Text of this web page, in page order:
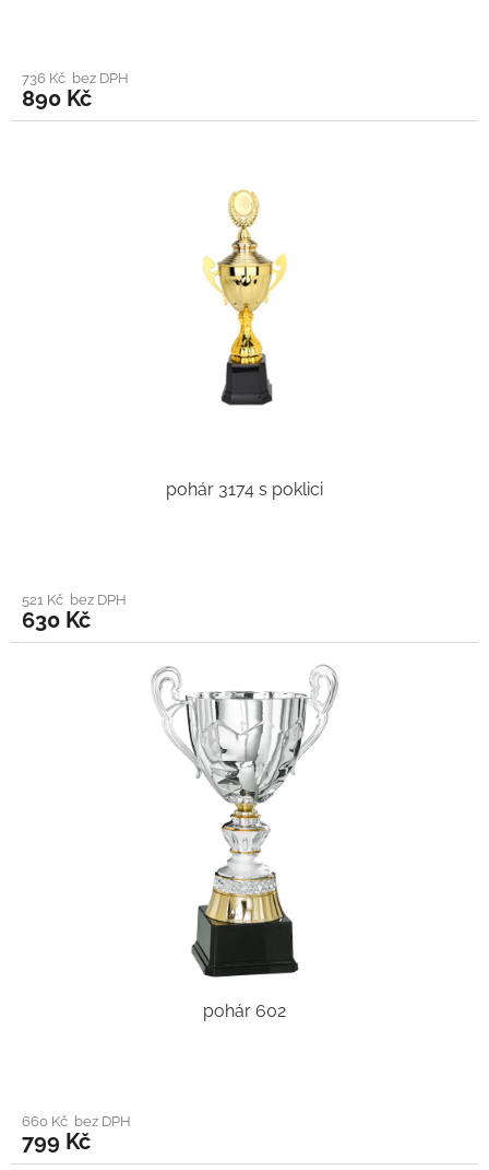
736 Kč bez DPH
890 Kč
pohár 3174 s poklici
521 Kč bez DPH
630 Kč
pohár 602
660 Kč bez DPH
799 Kč